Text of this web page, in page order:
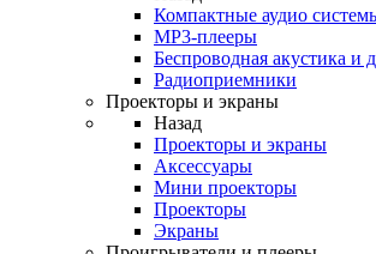
Компактные аудио
MP3-плееры
Беспроводная акустика и
Радиоприемники
Проекторы и экраны
Назад
Проекторы и экраны
Аксессуары
Мини проекторы
Проекторы
Экраны